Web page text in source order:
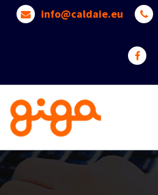
info@caldaie.eu